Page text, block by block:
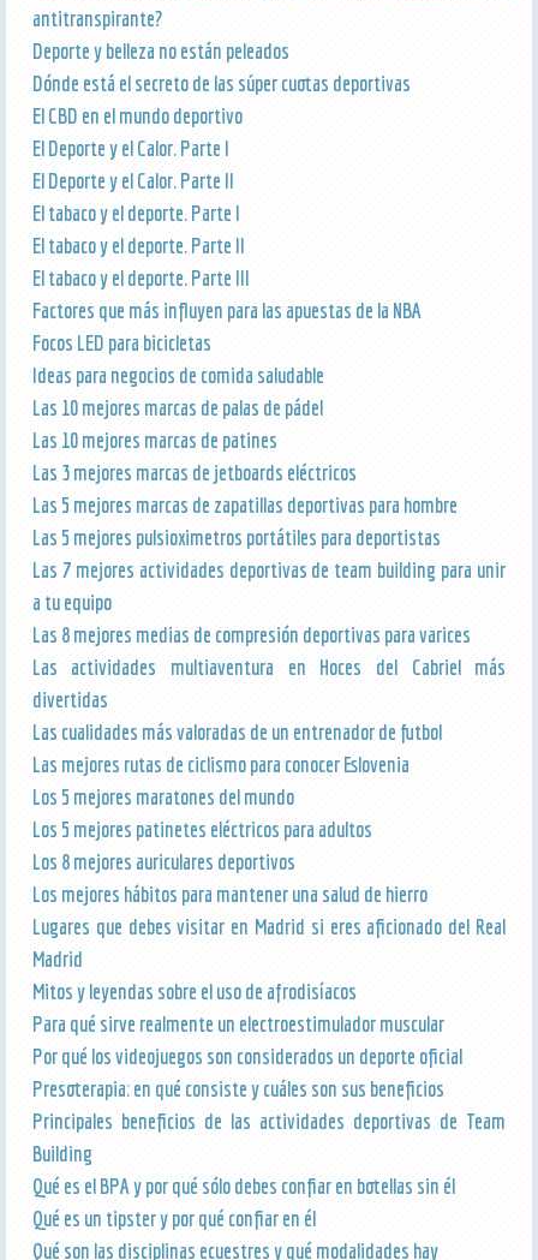
antitranspirante?
Deporte y belleza no están peleados
Dónde está el secreto de las súper cuotas deportivas
El CBD en el mundo deportivo
El Deporte y el Calor. Parte I
El Deporte y el Calor. Parte II
El tabaco y el deporte. Parte I
El tabaco y el deporte. Parte II
El tabaco y el deporte. Parte III
Factores que más influyen para las apuestas de la NBA
Focos LED para bicicletas
Ideas para negocios de comida saludable
Las 10 mejores marcas de palas de pádel
Las 10 mejores marcas de patines
Las 3 mejores marcas de jetboards eléctricos
Las 5 mejores marcas de zapatillas deportivas para hombre
Las 5 mejores pulsioximetros portátiles para deportistas
Las 7 mejores actividades deportivas de team building para unir
a tu equipo
Las 8 mejores medias de compresión deportivas para varices
Las actividades multiaventura en Hoces del Cabriel más
divertidas
Las cualidades más valoradas de un entrenador de futbol
Las mejores rutas de ciclismo para conocer Eslovenia
Los 5 mejores maratones del mundo
Los 5 mejores patinetes eléctricos para adultos
Los 8 mejores auriculares deportivos
Los mejores hábitos para mantener una salud de hierro
Lugares que debes visitar en Madrid si eres aficionado del Real
Madrid
Mitos y leyendas sobre el uso de afrodisíacos
Para qué sirve realmente un electroestimulador muscular
Por qué los videojuegos son considerados un deporte oficial
Presoterapia: en qué consiste y cuáles son sus beneficios
Principales beneficios de las actividades deportivas de Team
Building
Qué es el BPA y por qué sólo debes confiar en botellas sin él
Qué es un tipster y por qué confiar en él
Qué son las disciplinas ecuestres y qué modalidades hay